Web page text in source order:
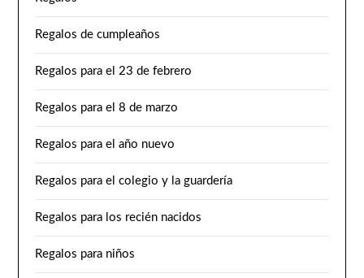
Regalos de cumpleaños
Regalos para el 23 de febrero
Regalos para el 8 de marzo
Regalos para el año nuevo
Regalos para el colegio y la guardería
Regalos para los recién nacidos
Regalos para niños